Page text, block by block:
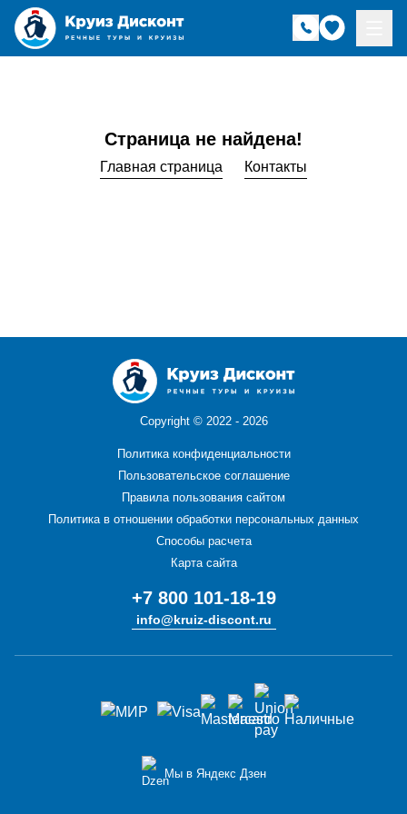
Страница не найдена!
Главная страница Контакты
Copyright © 2022 - 2026
Политика конфиденциальности
Пользовательское соглашение
Правила пользования сайтом
Политика в отношении обработки персональных данных
Способы расчета
Карта сайта
+7 800 101-18-19
info@kruiz-discont.ru
Мы в Яндекс Дзен